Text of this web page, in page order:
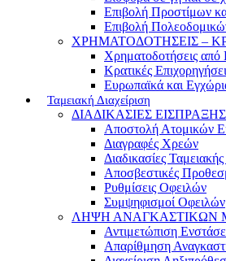
Επιβολή Προστίμων
Επιβολή
ΧΡΗΜΑΤΟΔΟΤΗΣΕΙΣ –
Χρηματοδοτήσεις
Κρατικές
Ευρωπαϊκά και
Ταμειακή Διαχείριση
ΔΙΑΔΙΚΑΣΙΕΣ
Αποστολή Ατομικών
Διαγραφές Χρεών
Διαδικασίες
Αποσβεστικές
Ρυθμίσεις Οφειλών
Συμψηφισμοί Οφειλών
ΛΗΨΗ ΑΝΑΓΚΑΣΤΙΚΩΝ
Αντιμετώπιση
Απαρίθμηση